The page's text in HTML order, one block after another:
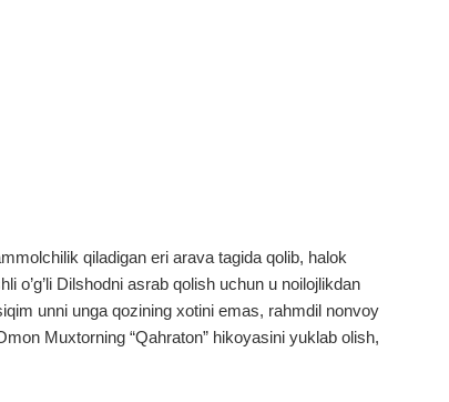
qiladigan eri arava tagida qolib, halok
o’g’li Dilshodni asrab qolish uchun u noilojlikdan
unni unga qozining xotini emas, rahmdil nonvoy
Muxtorning “Qahraton” hikoyasini yuklab olish,